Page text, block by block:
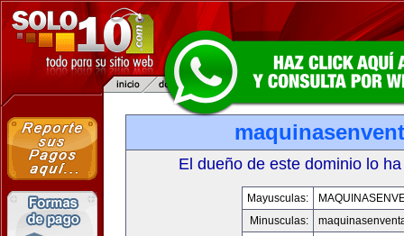
El dueño de este dominio lo
Mayusculas:
Minusculas: